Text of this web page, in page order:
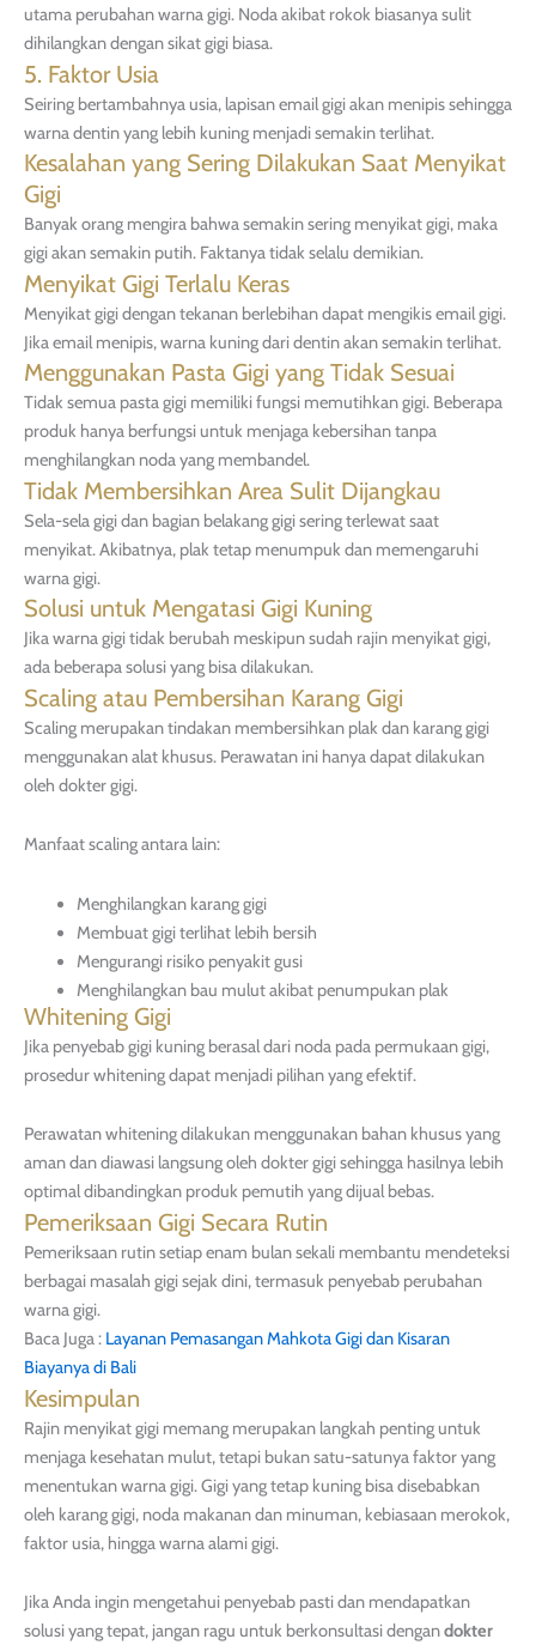
utama perubahan warna gigi. Noda akibat rokok biasanya sulit
dihilangkan dengan sikat gigi biasa.
5. Faktor Usia
Seiring bertambahnya usia, lapisan email gigi akan menipis sehingga
warna dentin yang lebih kuning menjadi semakin terlihat.
Kesalahan yang Sering Dilakukan Saat Menyikat
Gigi
Banyak orang mengira bahwa semakin sering menyikat gigi, maka
gigi akan semakin putih. Faktanya tidak selalu demikian.
Menyikat Gigi Terlalu Keras
Menyikat gigi dengan tekanan berlebihan dapat mengikis email gigi.
Jika email menipis, warna kuning dari dentin akan semakin terlihat.
Menggunakan Pasta Gigi yang Tidak Sesuai
Tidak semua pasta gigi memiliki fungsi memutihkan gigi. Beberapa
produk hanya berfungsi untuk menjaga kebersihan tanpa
menghilangkan noda yang membandel.
Tidak Membersihkan Area Sulit Dijangkau
Sela-sela gigi dan bagian belakang gigi sering terlewat saat
menyikat. Akibatnya, plak tetap menumpuk dan memengaruhi
warna gigi.
Solusi untuk Mengatasi Gigi Kuning
Jika warna gigi tidak berubah meskipun sudah rajin menyikat gigi,
ada beberapa solusi yang bisa dilakukan.
Scaling atau Pembersihan Karang Gigi
Scaling merupakan tindakan membersihkan plak dan karang gigi
menggunakan alat khusus. Perawatan ini hanya dapat dilakukan
oleh dokter gigi.
Manfaat scaling antara lain:
Menghilangkan karang gigi
Membuat gigi terlihat lebih bersih
Mengurangi risiko penyakit gusi
Menghilangkan bau mulut akibat penumpukan plak
Whitening Gigi
Jika penyebab gigi kuning berasal dari noda pada permukaan gigi,
prosedur whitening dapat menjadi pilihan yang efektif.
Perawatan whitening dilakukan menggunakan bahan khusus yang
aman dan diawasi langsung oleh dokter gigi sehingga hasilnya lebih
optimal dibandingkan produk pemutih yang dijual bebas.
Pemeriksaan Gigi Secara Rutin
Pemeriksaan rutin setiap enam bulan sekali membantu mendeteksi
berbagai masalah gigi sejak dini, termasuk penyebab perubahan
warna gigi.
Baca Juga : Layanan Pemasangan Mahkota Gigi dan Kisaran
Biayanya di Bali
Kesimpulan
Rajin menyikat gigi memang merupakan langkah penting untuk
menjaga kesehatan mulut, tetapi bukan satu-satunya faktor yang
menentukan warna gigi. Gigi yang tetap kuning bisa disebabkan
oleh karang gigi, noda makanan dan minuman, kebiasaan merokok,
faktor usia, hingga warna alami gigi.
Jika Anda ingin mengetahui penyebab pasti dan mendapatkan
solusi yang tepat, jangan ragu untuk berkonsultasi dengandokter